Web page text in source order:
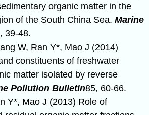
organic matter in the
of the South China Sea. Marine
39-48.
W, Ran Y*, Mao J (2014)
constituents of freshwater
matter isolated by reverse
Pollution Bulletin85, 60-66.
Y*, Mao J (2013) Role of